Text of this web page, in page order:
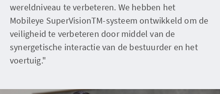
wereldniveau te verbeteren. We hebben het
Mobileye SuperVisionTM-systeem ontwikkeld om de
veiligheid te verbeteren door middel van de
synergetische interactie van de bestuurder en het
voertuig."